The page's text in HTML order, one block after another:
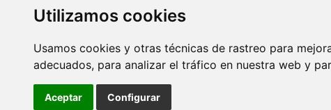
Utilizamos cookies
Usamos cookies y otras técnicas de rastreo para
adecuados, para analizar el tráfico en nuestra web y
Aceptar Configurar
AVISO LEGAL POLITICA DE COOKIES POLITICA DE